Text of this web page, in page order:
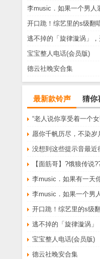
李music．如果一个男人
开口跪！综艺里的s级翻
逃不掉的「旋律漩涡」，
宝宝整人电话(会员版)
德云社晚安合集
最新款铃声 猜你
愿你千帆历尽，不染岁
没想到这些提示音最近
【面筋哥】?饿狼传说
李music．如果有一天
开口跪！综艺里的s级
逃不掉的「旋律漩涡」
宝宝整人电话(会员版)
德云社晚安合集